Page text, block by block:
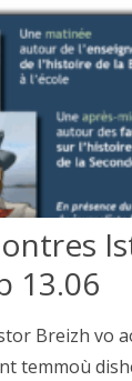
13.06
Breizh vo
temmoù